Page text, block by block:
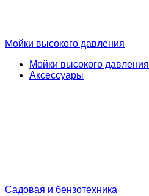
Мойки высокого давления
Мойки высокого давления
Аксессуары
Садовая и бензотехника